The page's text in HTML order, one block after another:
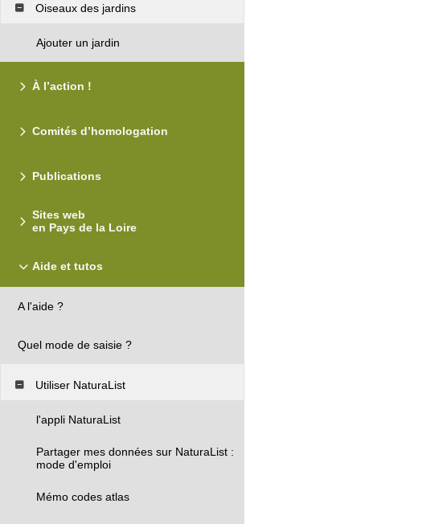
Oiseaux des jardins
Ajouter un jardin
À l’action !
Comités d’homologation
Publications
Sites web
en Pays de la Loire
Aide et tutos
A l'aide ?
Quel mode de saisie ?
Utiliser NaturaList
l'appli NaturaList
Partager mes données sur NaturaList :
mode d'emploi
Mémo codes atlas